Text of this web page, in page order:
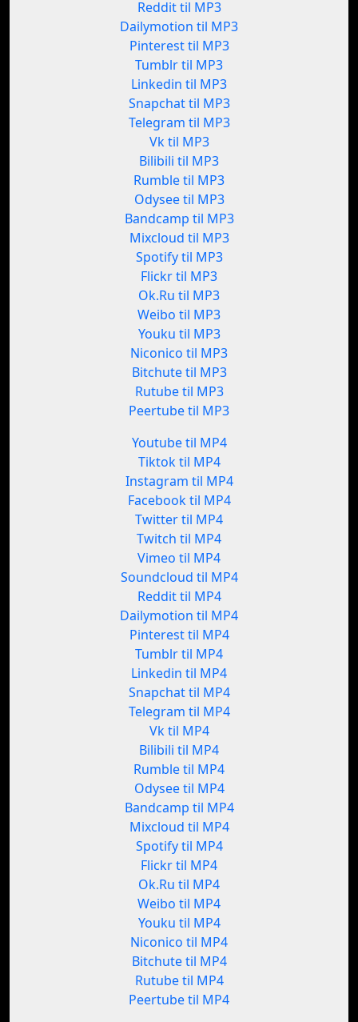
Reddit til MP3
Dailymotion til MP3
Pinterest til MP3
Tumblr til MP3
Linkedin til MP3
Snapchat til MP3
Telegram til MP3
Vk til MP3
Bilibili til MP3
Rumble til MP3
Odysee til MP3
Bandcamp til MP3
Mixcloud til MP3
Spotify til MP3
Flickr til MP3
Ok.Ru til MP3
Weibo til MP3
Youku til MP3
Niconico til MP3
Bitchute til MP3
Rutube til MP3
Peertube til MP3
Youtube til MP4
Tiktok til MP4
Instagram til MP4
Facebook til MP4
Twitter til MP4
Twitch til MP4
Vimeo til MP4
Soundcloud til MP4
Reddit til MP4
Dailymotion til MP4
Pinterest til MP4
Tumblr til MP4
Linkedin til MP4
Snapchat til MP4
Telegram til MP4
Vk til MP4
Bilibili til MP4
Rumble til MP4
Odysee til MP4
Bandcamp til MP4
Mixcloud til MP4
Spotify til MP4
Flickr til MP4
Ok.Ru til MP4
Weibo til MP4
Youku til MP4
Niconico til MP4
Bitchute til MP4
Rutube til MP4
Peertube til MP4